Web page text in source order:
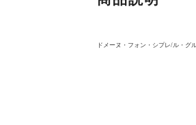
ドメーヌ・フォン・シプレ/ル・グ